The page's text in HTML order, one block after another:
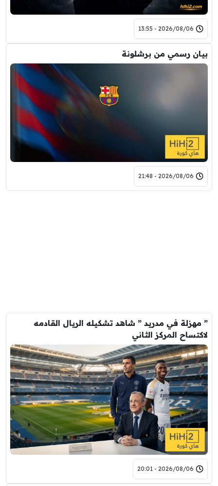
2026/08/06 - 13:55
بيان رسمي من برشلونة
2026/08/06 - 21:48
” مهزلة في مدريد ” شاهد تشكيله الريال القادمه
لاكتساح المركز الثاني
2026/08/06 - 20:01